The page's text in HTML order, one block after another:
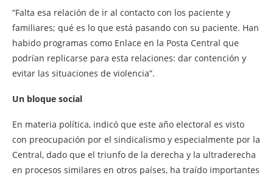
“Falta esa relación de ir al contacto con los paciente y
familiares; qué es lo que está pasando con su paciente. Han
habido programas como Enlace en la Posta Central que
podrían replicarse para esta relaciones: dar contención y
evitar las situaciones de violencia”.
Un bloque social
En materia política, indicó que este año electoral es visto
con preocupación por el sindicalismo y especialmente por la
Central, dado que el triunfo de la derecha y la ultraderecha
en procesos similares en otros países, ha traído importantes